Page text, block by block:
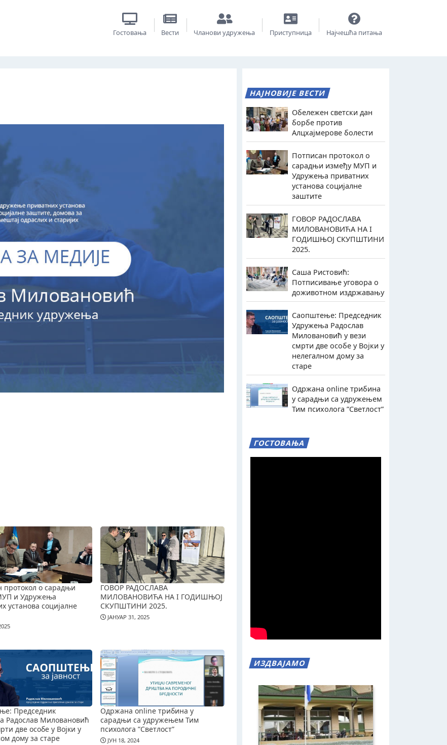
Гостовања Вести Чланови удружења Приступница Најчешћа питања
протокол о сарадњи
и Удружења
установа социјалне
ГОВОР РАДОСЛАВА
МИЛОВАНОВИЋА НА I ГОДИШЊОЈ
СКУПШТИНИ 2025.
ЈАНУАР 31, 2025
Председник
Радослав Миловановић
две особе у Војки у
дому за старе
Одржана online трибина у
сарадњи са удружењем Тим
психолога ”Светлост”
ЈУН 18, 2024
НАЈНОВИЈЕ ВЕСТИ
Обележен светски дан
борбе против
Алцхајмерове болести
Потписан протокол о
сарадњи између МУП и
Удружења приватних
установа социјалне
заштите
ГОВОР РАДОСЛАВА
МИЛОВАНОВИЋА НА I
ГОДИШЊОЈ СКУПШТИНИ
2025.
Саша Ристовић:
Потписивање уговора о
доживотном издржавању
Саопштење: Председник
Удружења Радослав
Миловановић у вези
смрти две особе у Војки у
нелегалном дому за
старе
Одржана online трибина
у сарадњи са удружењем
Тим психолога ”Светлост”
ГОСТОВАЊА
ИЗДВАЈАМО